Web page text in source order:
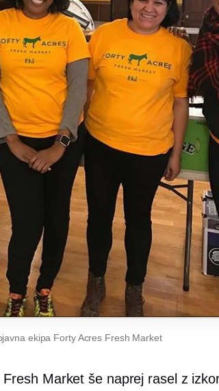
ekipa Forty Acres Fresh Market
Market še naprej rasel z